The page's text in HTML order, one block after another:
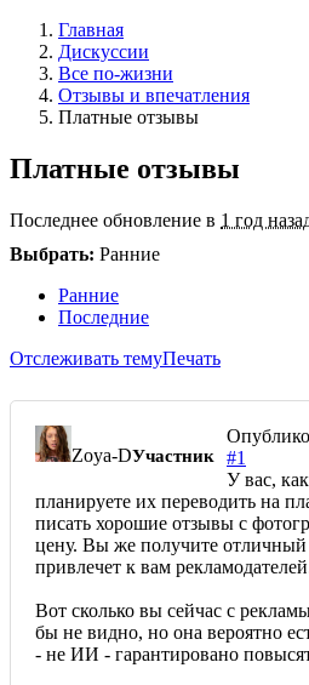
Главная
Дискуссии
Все по-жизни
Отзывы и впечатления
Платные отзывы
Платные отзывы
Последнее обновление в 1 год
Выбрать: Ранние
Ранние
Последние
Отслеживать темуПечать
Zoya-DУчастник
#1
У вас,
планируете их переводить на
писать хорошие отзывы с
цену. Вы же получите отличный
привлечет к вам
Вот сколько вы сейчас с
бы не видно, но она вероятно
- не ИИ - гарантировано